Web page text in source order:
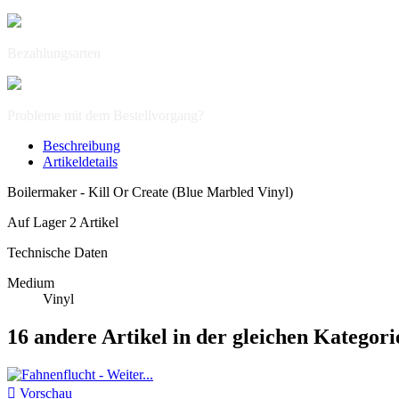
Beschreibung
Artikeldetails
Boilermaker - Kill Or Create (Blue Marbled Vinyl)
Auf Lager 2 Artikel
Technische Daten
Medium
Vinyl
16 andere Artikel in der gleichen
 Vorschau